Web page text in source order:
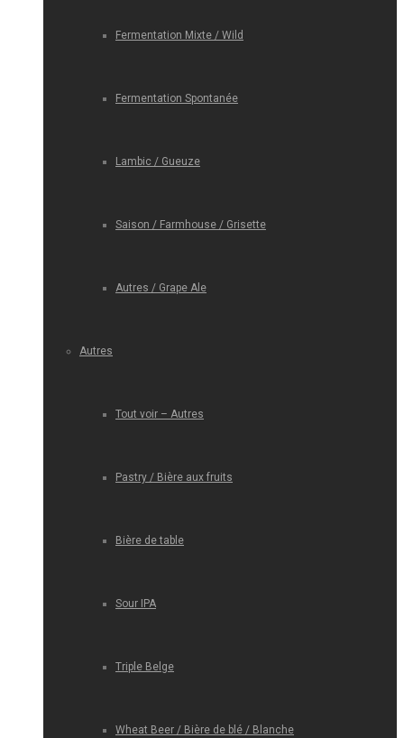
Fermentation Mixte / Wild
Fermentation Spontanée
Lambic / Gueuze
Saison / Farmhouse / Grisette
Autres / Grape Ale
Autres
Tout voir – Autres
Pastry / Bière aux fruits
Bière de table
Sour IPA
Triple Belge
Wheat Beer / Bière de blé / Blanche